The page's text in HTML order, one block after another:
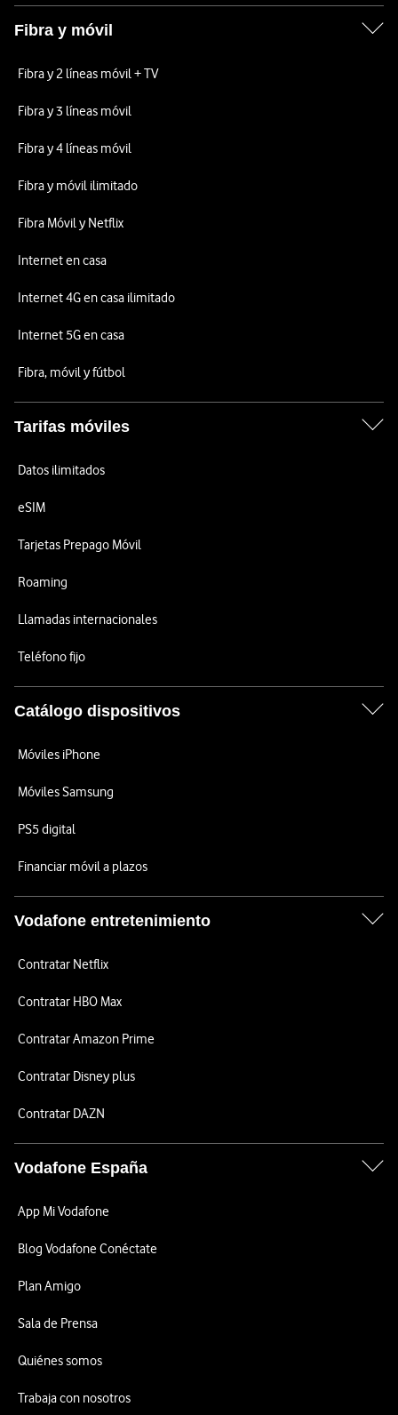
Fibra y móvil
Fibra y 2 líneas móvil + TV
Fibra y 3 líneas móvil
Fibra y 4 líneas móvil
Fibra y móvil ilimitado
Fibra Móvil y Netflix
Internet en casa
Internet 4G en casa ilimitado
Internet 5G en casa
Fibra, móvil y fútbol
Tarifas móviles
Datos ilimitados
eSIM
Tarjetas Prepago Móvil
Roaming
Llamadas internacionales
Teléfono fijo
Catálogo dispositivos
Móviles iPhone
Móviles Samsung
PS5 digital
Financiar móvil a plazos
Vodafone entretenimiento
Contratar Netflix
Contratar HBO Max
Contratar Amazon Prime
Contratar Disney plus
Contratar DAZN
Vodafone España
App Mi Vodafone
Blog Vodafone Conéctate
Plan Amigo
Sala de Prensa
Quiénes somos
Trabaja con nosotros